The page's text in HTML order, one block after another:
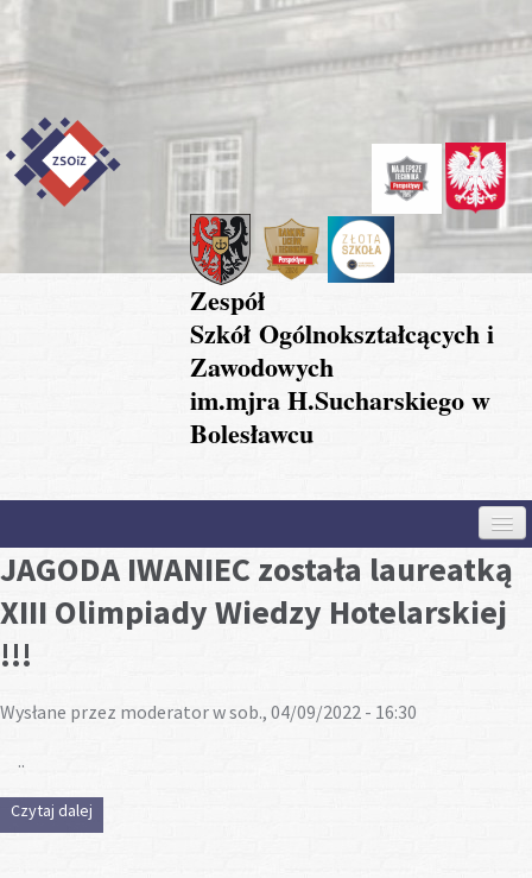
Zespół
Szkół Ogólnokształcących i
Zawodowych
im.mjra H.Sucharskiego w
Bolesławcu
Strona Główna
Szkoła
JAGODA IWANIEC została laureatką
XIII Olimpiady Wiedzy Hotelarskiej
!!!
Wysłane przez moderatorw sob., 04/09/2022 - 16:30
..
Czytaj dalej
Hotelarskiej !!!